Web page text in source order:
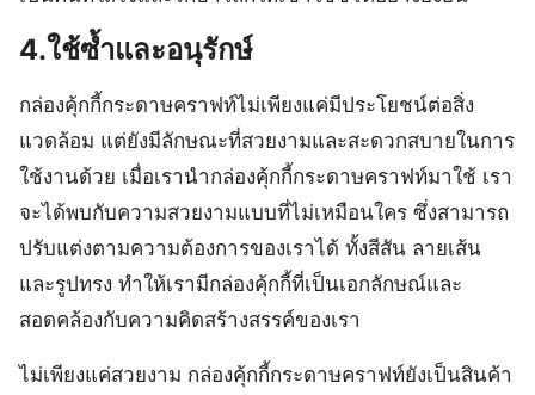
4.ใช้ซ้ำและอนุรักษ์
กล่องคุ้กกี้กระดาษคราฟท์ไม่เพียงแค่มีประโยชน์ต่อสิ่ง
แวดล้อม แต่ยังมีลักษณะที่สวยงามและสะดวกสบายในการ
ใช้งานด้วย เมื่อเรานำกล่องคุ้กกี้กระดาษคราฟท์มาใช้ เรา
จะได้พบกับความสวยงามแบบที่ไม่เหมือนใคร ซึ่งสามารถ
ปรับแต่งตามความต้องการของเราได้ ทั้งสีสัน ลายเส้น
และรูปทรง ทำให้เรามีกล่องคุ้กกี้ที่เป็นเอกลักษณ์และ
สอดคล้องกับความคิดสร้างสรรค์ของเรา
ไม่เพียงแค่สวยงาม กล่องคุ้กกี้กระดาษคราฟท์ยังเป็นสินค้า